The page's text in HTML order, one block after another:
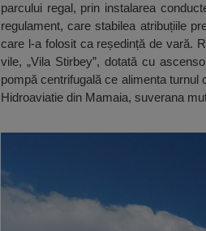
parcului regal, prin instalarea
regulament, care stabilea atribuțiile
care l-a folosit ca reședință de vară.
vile, „Vila Stirbey”, dotată cu
pompă centrifugală ce alimenta
Hidroaviatie din Mamaia, suverana